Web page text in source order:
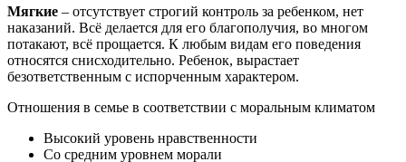
Мягкие – отсутствует строгий контроль за ребенком, нет
наказаний. Всё делается для его благополучия, во многом
потакают, всё прощается. К любым видам его поведения
относятся снисходительно. Ребенок, вырастает
безответственным с испорченным характером.
Отношения в семье в соответствии с моральным климатом
Высокий уровень нравственности
Со средним уровнем морали